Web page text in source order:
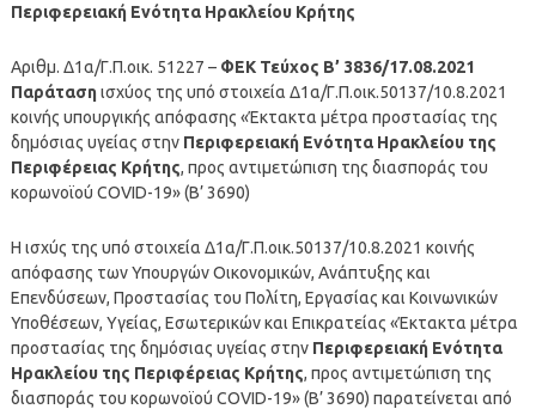
Περιφερειακή Ενότητα Ηρακλείου Κρήτης
Αριθμ. Δ1α/Γ.Π.οικ. 51227 – ΦΕΚ Τεύχος B’ 3836/17.08.2021
Παράτασηισχύος της υπό στοιχεία Δ1α/Γ.Π.οικ.50137/10.8.2021
κοινής υπουργικής απόφασης «Έκτακτα μέτρα προστασίας της
δημόσιας υγείας στην Περιφερειακή Ενότητα Ηρακλείου της
Περιφέρειας Κρήτης, προς αντιμετώπιση της διασποράς του
κορωνοϊού COVID-19» (Β’ 3690)
Η ισχύς της υπό στοιχεία Δ1α/Γ.Π.οικ.50137/10.8.2021 κοινής
απόφασης των Υπουργών Οικονομικών, Ανάπτυξης και
Επενδύσεων, Προστασίας του Πολίτη, Εργασίας και Κοινωνικών
Υποθέσεων, Υγείας, Εσωτερικών και Επικρατείας «Έκτακτα μέτρα
προστασίας της δημόσιας υγείας στην Περιφερειακή Ενότητα
Ηρακλείου της Περιφέρειας Κρήτης, προς αντιμετώπιση της
διασποράς του κορωνοϊού COVID-19» (Β’ 3690) παρατείνεται από